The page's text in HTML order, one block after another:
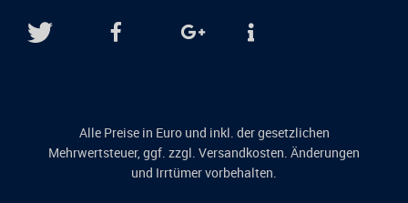
Alle Preise in Euro und inkl. der gesetzlichen
Mehrwertsteuer, ggf. zzgl. Versandkosten. Änderungen
und Irrtümer vorbehalten.